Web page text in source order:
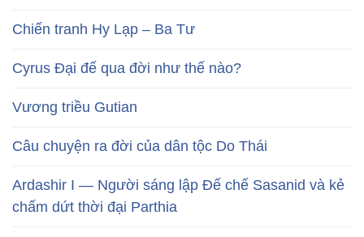
Chiến tranh Hy Lạp – Ba Tư
Cyrus Đại đế qua đời như thế nào?
Vương triều Gutian
Câu chuyện ra đời của dân tộc Do Thái
Ardashir I — Người sáng lập Đế chế Sasanid và kẻ
chấm dứt thời đại Parthia